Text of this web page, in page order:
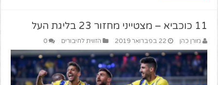
11 כוכביא – מצטייני מחזור 23 בליגת העל
מורן כהן 22 בפברואר 2019 הזווית לחיבורים 0